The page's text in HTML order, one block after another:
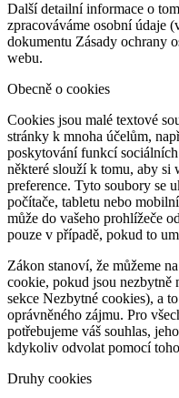
Další detailní informace o
zpracováváme osobní údaje
dokumentu Zásady ochrany
webu.
Obecně o cookies
Cookies jsou malé textové
stránky k mnoha účelům,
poskytování funkcí
některé slouží k tomu, aby si
preference. Tyto soubory se
počítače, tabletu nebo
může do vašeho prohlížeče
pouze v případě, pokud to
Zákon stanoví, že můžeme
cookie, pokud jsou nezbytně
sekce Nezbytné cookies), a
oprávněného zájmu. Pro
potřebujeme váš souhlas,
kdykoliv odvolat pomocí
Druhy cookies